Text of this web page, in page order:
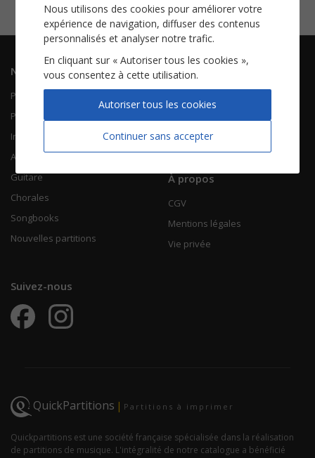
Voir
Navigation
Piano Chant
Piano Solo
Instruments solistes
Accordéon
Guitare
Chorales
Songbooks
Nouvelles partitions
Informations
FAQ
À propos
CGV
Mentions légales
Vie privée
Suivez-nous
QuickPartitions | Partitions à imprimer
Quickpartitions est une société française spécialisée dans la réalisation
de partitions de musique. L'intégralité de notre catalogue a bénéficié
Nous utilisons des cookies pour améliorer votre
expérience de navigation, diffuser des contenus
personnalisés et analyser notre trafic.
En cliquant sur « Autoriser tous les cookies »,
vous consentez à cette utilisation.
Continuer sans accepter
Autoriser tous les cookies